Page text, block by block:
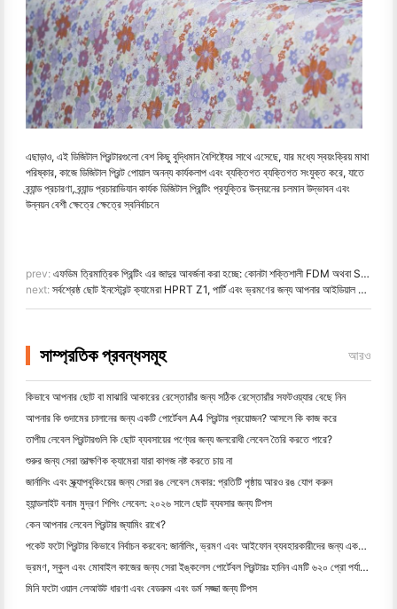
এছাড়াও, এই ডিজিটাল প্রিন্টারগুলো বেশ কিছু বুদ্ধিমান বৈশিষ্ট্যের সাথে এসেছে, যার মধ্যে স্বয়ংক্রিয় মাথা
পরিষ্কার, কাজে ডিজিটাল প্রিন্ট পোয়াল অনন্য কার্যকলাপ এবং ব্যক্তিগত ব্যক্তিগত সংযুক্ত করে, যাতে
ব্র্যান্ড প্রচারণা, ব্র্যান্ড প্রচারাভিযান কার্যক ডিজিটাল প্রিন্টিং প্রযুক্তির উন্নয়নের চলমান উদ্ভাবন এবং
উন্নয়ন বেশী ক্ষেত্রে ক্ষেত্রে স্বনির্বাচনে
prev: এফডিম ত্রিমাত্রিক প্রিন্টিং এর জাদুর আবর্জনা করা হচ্ছে: কোনটা শক্তিশালী FDM অথবা SLA?
next: সর্বশ্রেষ্ঠ ছোট ইনস্ট্রেন্ট ক্যামেরা HPRT Z1, পার্টি এবং ভ্রমণের জন্য আপনার আইডিয়াল পার্টার
সাম্প্রতিক প্রবন্ধসমূহ আরও
কিভাবে আপনার ছোট বা মাঝারি আকারের রেস্তোরাঁর জন্য সঠিক রেস্তোরাঁর সফটওয়্যার বেছে নিন
আপনার কি গুদামের চালানের জন্য একটি পোর্টেবল A4 প্রিন্টার প্রয়োজন? আসলে কি কাজ করে
তাপীয় লেবেল প্রিন্টারগুলি কি ছোট ব্যবসায়ের পণ্যের জন্য জলরোধী লেবেল তৈরি করতে পারে?
শুরুর জন্য সেরা তাত্ক্ষণিক ক্যামেরা যারা কাগজ নষ্ট করতে চায় না
জার্নালিং এবং স্ক্র্যাপবুকিংয়ের জন্য সেরা রঙ লেবেল মেকার: প্রতিটি পৃষ্ঠায় আরও রঙ যোগ করুন
হ্যান্ডলাইট বনাম মুদ্রণ শিপিং লেবেল: ২০২৬ সালে ছোট ব্যবসার জন্য টিপস
কেন আপনার লেবেল প্রিন্টার জ্যামিং রাখে?
পকেট ফটো প্রিন্টার কিভাবে নির্বাচন করবেন: জার্নালিং, ভ্রমণ এবং আইফোন ব্যবহারকারীদের জন্য একটি সম্পূর্ণ গাই
ভ্রমণ, স্কুল এবং মোবাইল কাজের জন্য সেরা ইঙ্কলেস পোর্টেবল প্রিন্টারঃ হানিন এমটি ৬২০ প্রো পর্যালোচনা
মিনি ফটো ওয়াল লেআউট ধারণা এবং বেডরুম এবং ডর্ম সজ্জা জন্য টিপস